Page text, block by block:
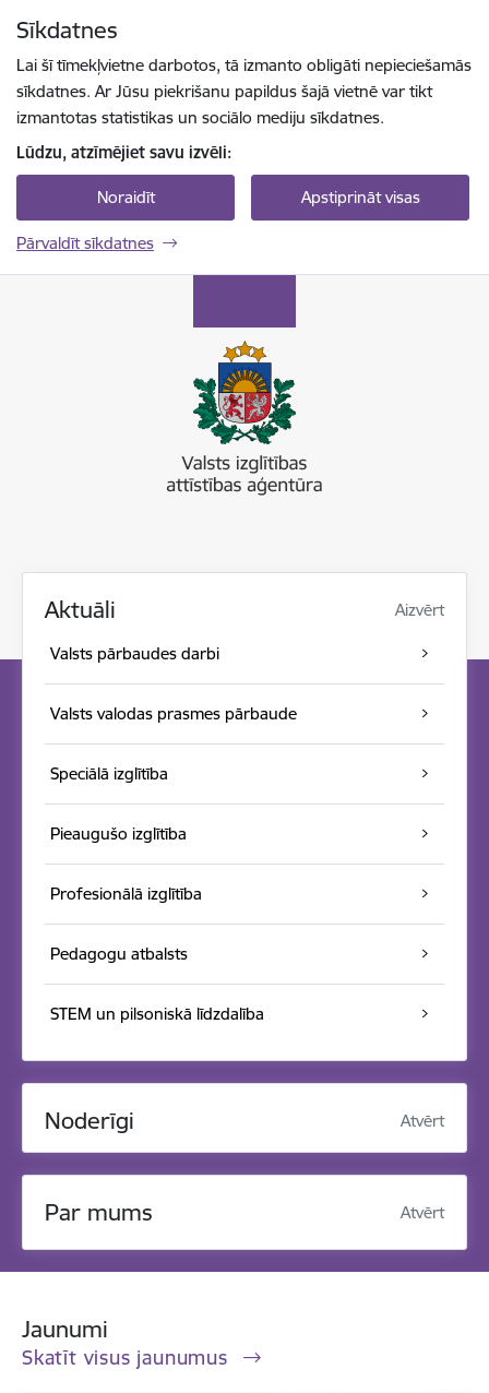
Sīkdatnes
Lai šī tīmekļvietne darbotos, tā izmanto obligāti nepieciešamās
sīkdatnes. Ar Jūsu piekrišanu papildus šajā vietnē var tikt
izmantotas statistikas un sociālo mediju sīkdatnes.
Lūdzu, atzīmējiet savu izvēli:
Noraidīt Apstiprināt visas
Pārvaldīt sīkdatnes
Aktuāli Aizvērt
Valsts pārbaudes darbi
Valsts valodas prasmes pārbaude
Speciālā izglītība
Pieaugušo izglītība
Profesionālā izglītība
Pedagogu atbalsts
STEM un pilsoniskā līdzdalība
Noderīgi Atvērt
Par mums Atvērt
Jaunumi
Skatīt visus jaunumus